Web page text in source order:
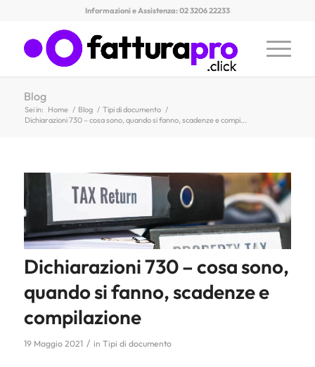
Informazioni e Assistenza: 02 3206 22233
Blog
Sei in: Home / Blog / Tipi di documento /
Dichiarazioni 730 – cosa sono, quando si fanno, scadenze e compi...
Dichiarazioni 730 – cosa sono,
quando si fanno, scadenze e
compilazione
19 Maggio 2021 / in Tipi di documento